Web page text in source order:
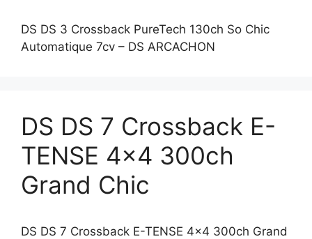
DS DS 3 Crossback PureTech 130ch So Chic
Automatique 7cv – DS ARCACHON
DS DS 7 Crossback E-
TENSE 4×4 300ch
Grand Chic
DS DS 7 Crossback E-TENSE 4×4 300ch Grand